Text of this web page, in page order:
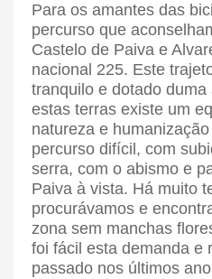
Para os amantes das
percurso que
Castelo de Paiva e
nacional 225. Este
tranquilo e dotado
estas terras existe um
natureza e
percurso difícil, com
serra, com o abismo e
Paiva à vista. Há muito
procurávamos e
zona sem manchas
foi fácil esta demanda e
passado nos últimos